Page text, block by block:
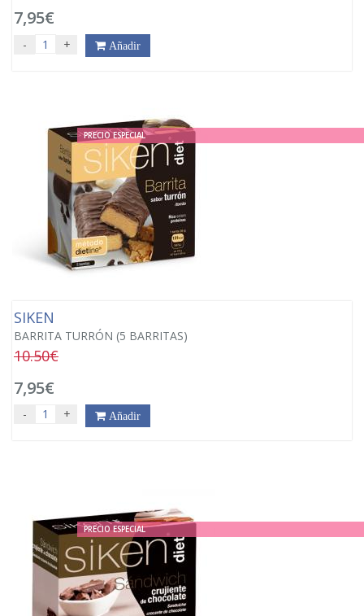
7,95€
- + Añadir
PRECIO ESPECIAL
SIKEN
BARRITA TURRÓN (5 BARRITAS)
10.50€
7,95€
- + Añadir
PRECIO ESPECIAL